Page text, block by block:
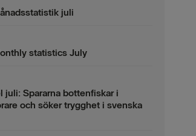
juli
statistics July
juli: Spararna bottenfiskar i
och söker trygghet i svenska